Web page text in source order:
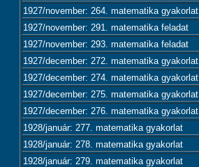
1927/november: 264. matematika gyakorlat
1927/november: 291. matematika feladat
1927/november: 293. matematika feladat
1927/december: 272. matematika gyakorlat
1927/december: 274. matematika gyakorlat
1927/december: 275. matematika gyakorlat
1927/december: 276. matematika gyakorlat
1928/január: 277. matematika gyakorlat
1928/január: 278. matematika gyakorlat
1928/január: 279. matematika gyakorlat